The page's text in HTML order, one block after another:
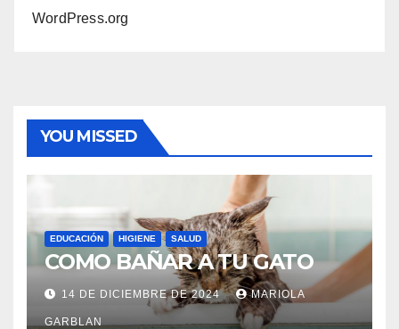
WordPress.org
YOU MISSED
EDUCACIÓN HIGIENE SALUD
COMO BAÑAR A TU GATO
14 DE DICIEMBRE DE 2024 MARIOLA
GARBLAN